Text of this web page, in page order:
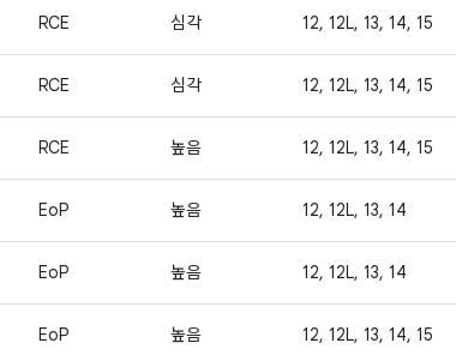
RCE 심각 12, 12L, 13, 14, 15
RCE 심각 12, 12L, 13, 14, 15
RCE 높음 12, 12L, 13, 14, 15
EoP 높음 12, 12L, 13, 14
EoP 높음 12, 12L, 13, 14
EoP 높음 12, 12L, 13, 14, 15